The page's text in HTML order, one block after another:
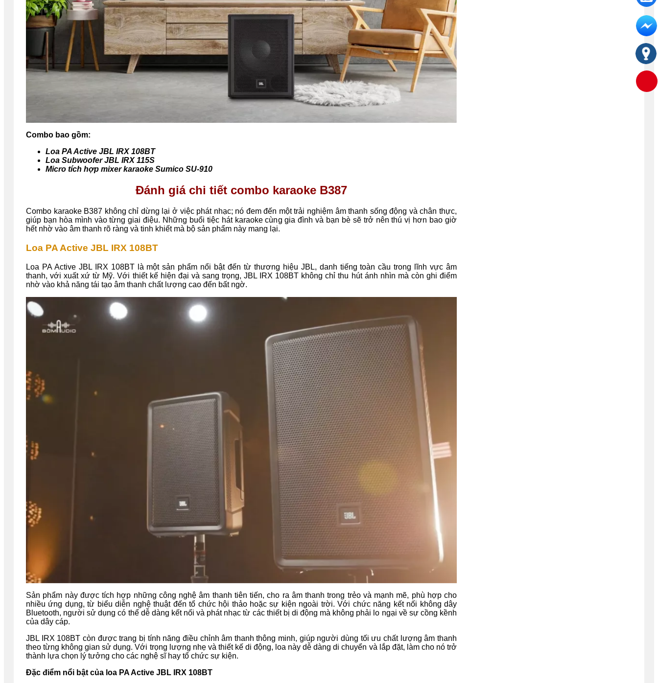
Combo bao gồm:
Loa PA Active JBL IRX 108BT
Loa Subwoofer JBL IRX 115S
Micro tích hợp mixer karaoke Sumico SU-910
Đánh giá chi tiết combo karaoke B387
Combo karaoke B387 không chỉ dừng lại ở việc phát nhạc; nó đem đến một trải nghiệm âm thanh sống động và chân thực,
giúp bạn hòa mình vào từng giai điệu. Những buổi tiệc hát karaoke cùng gia đình và bạn bè sẽ trở nên thú vị hơn bao giờ
hết nhờ vào âm thanh rõ ràng và tinh khiết mà bộ sản phẩm này mang lại.
Loa PA Active JBL IRX 108BT
Loa PA Active JBL IRX 108BT là một sản phẩm nổi bật đến từ thương hiệu JBL, danh tiếng toàn cầu trong lĩnh vực âm
thanh, với xuất xứ từ Mỹ. Với thiết kế hiện đại và sang trọng, JBL IRX 108BT không chỉ thu hút ánh nhìn mà còn ghi điểm
nhờ vào khả năng tái tạo âm thanh chất lượng cao đến bất ngờ.
Sản phẩm này được tích hợp những công nghệ âm thanh tiên tiến, cho ra âm thanh trong trẻo và mạnh mẽ, phù hợp cho
nhiều ứng dụng, từ biểu diễn nghệ thuật đến tổ chức hội thảo hoặc sự kiện ngoài trời. Với chức năng kết nối không dây
Bluetooth, người sử dụng có thể dễ dàng kết nối và phát nhạc từ các thiết bị di động mà không phải lo ngại về sự cồng kềnh
của dây cáp.
JBL IRX 108BT còn được trang bị tính năng điều chỉnh âm thanh thông minh, giúp người dùng tối ưu chất lượng âm thanh
theo từng không gian sử dụng. Với trọng lượng nhẹ và thiết kế di động, loa này dễ dàng di chuyển và lắp đặt, làm cho nó trở
thành lựa chọn lý tưởng cho các nghệ sĩ hay tổ chức sự kiện.
Đặc điểm nổi bật của loa PA Active JBL IRX 108BT